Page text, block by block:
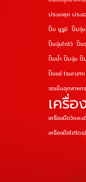
ประแจชุด ประ
ปั๊ม ซูรูมิ ปั๊มจุ่
ปั๊มจุ่มไดโว่ ปั๊ม
ปั๊มน้ำ ปั๊มจุ่ม ปั๊
ปั๊มแช่
รถเข็นอุตสาหก
เครื่
เครื่องมือวัดละ
เครื่องมือไฮโดร